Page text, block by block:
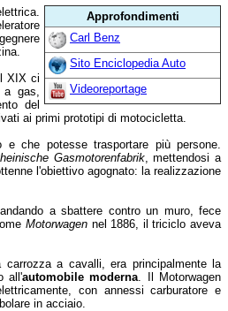
Approfondimenti
Carl Benz
Sito Enciclopedia Auto
Videoreportage
XIX ci
a gas,
del
ai primi prototipi di motocicletta.
che potesse trasportare più persone.
Gasmotorenfabrik, mettendosi a
l'obiettivo agognato: la realizzazione
a sbattere contro un muro, fece
Motorwagennel 1886, il triciclo aveva
a cavalli, era principalmente la
all'automobile moderna. Il Motorwagen
con annessi carburatore e
in acciaio.